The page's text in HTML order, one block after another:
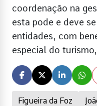
Figueira da Foz
coordenação na
esta pode e deve
entidades, com
especial do